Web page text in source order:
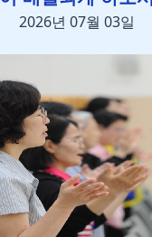
2026년 07월 03일